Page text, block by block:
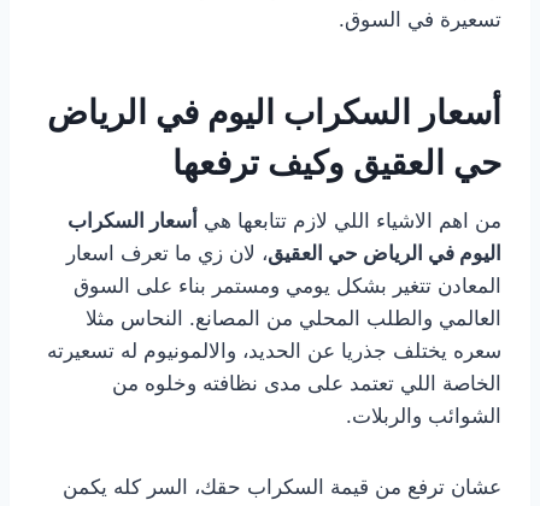
تسعيرة في السوق.
أسعار السكراب اليوم في الرياض
حي العقيق وكيف ترفعها
من اهم الاشياء اللي لازم تتابعها هي أسعار السكراب
اليوم في الرياض حي العقيق، لان زي ما تعرف اسعار
المعادن تتغير بشكل يومي ومستمر بناء على السوق
العالمي والطلب المحلي من المصانع. النحاس مثلا
سعره يختلف جذريا عن الحديد، والالمونيوم له تسعيرته
الخاصة اللي تعتمد على مدى نظافته وخلوه من
الشوائب والربلات.
عشان ترفع من قيمة السكراب حقك، السر كله يكمن